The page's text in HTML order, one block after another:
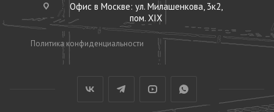
Офис в Москве: ул. Милашенкова, 3к2,
пом. XIX
Политика конфиденциальности